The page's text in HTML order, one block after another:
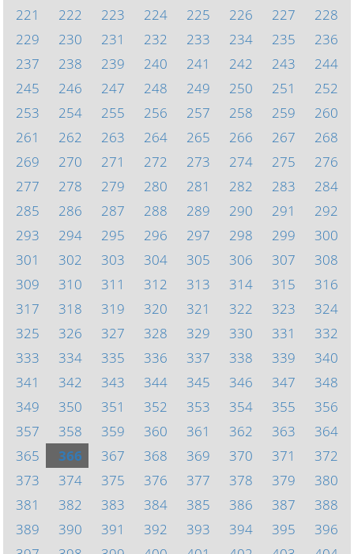
221
222 223 224 225 226 227
228
229
230 231 232 233 234 235
236
237
238 239 240 241 242 243
244
245
246 247 248 249 250 251
252
253
254 255 256 257 258 259
260
261
262 263 264 265 266 267
268
269
270 271 272 273 274 275
276
277
278 279 280 281 282 283
284
285
286 287 288 289 290 291
292
293
294 295 296 297 298 299
300
301
302 303 304 305 306 307
308
309
310 311 312 313 314 315
316
317
318 319 320 321 322 323
324
325
326 327 328 329 330 331
332
333
334 335 336 337 338 339
340
341
342 343 344 345 346 347
348
349
350 351 352 353 354 355
356
357
358 359 360 361 362 363
364
365
366 367 368 369 370 371
372
373
374 375 376 377 378 379
380
381
382 383 384 385 386 387
388
389
390 391 392 393 394 395
396